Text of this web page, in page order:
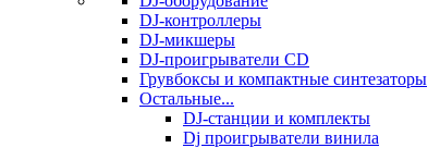
DJ-контроллеры
DJ-микшеры
DJ-проигрыватели CD
Грувбоксы и компактные синтезаторы
Остальные...
DJ-станции и комплекты
Dj проигрыватели винила